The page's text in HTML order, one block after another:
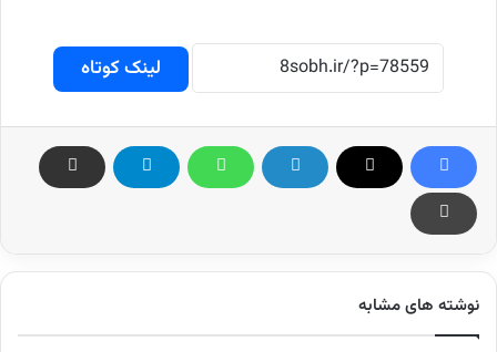
لینک کوتاه
نوشته های مشابه